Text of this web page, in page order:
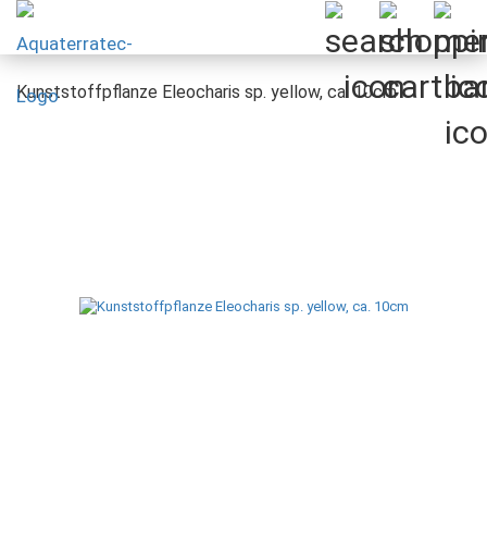
Kunststoffpflanze Eleocharis sp. yellow, ca. 10cm